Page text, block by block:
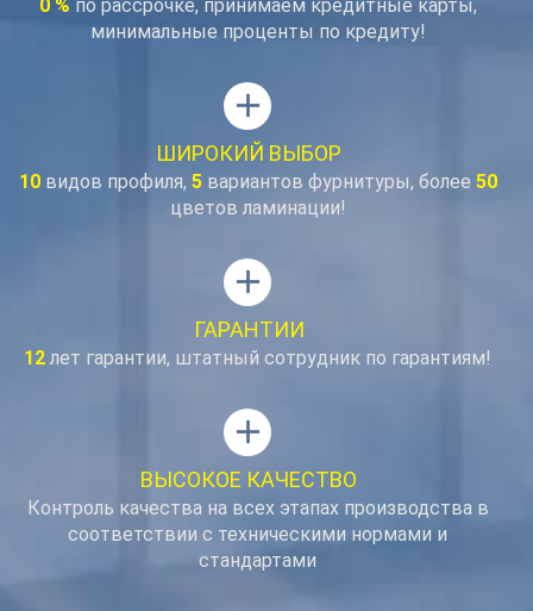
0 % по рассрочке, принимаем кредитные карты,
минимальные проценты по кредиту!
add
ШИРОКИЙ ВЫБОР
10видов профиля, 5вариантов фурнитуры, более 50
цветов ламинации!
add
ГАРАНТИИ
12 лет гарантии, штатный сотрудник по гарантиям!
add
ВЫСОКОЕ КАЧЕСТВО
Контроль качества на всех этапах производства в
соответствии с техническими нормами и
стандартами